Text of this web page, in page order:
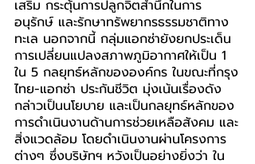
เสริม กระตุ้นการปลูกจิตสำนึกในการ
อนุรักษ์ และรักษาทรัพยากรธรรมชาติทาง
ทะเล นอกจากนี้ กลุ่มแอกซ่ายังยกประเด็น
การเปลี่ยนแปลงสภาพภูมิอากาศให้เป็น 1
ใน 5 กลยุทธ์หลักขององค์กร ในขณะที่กรุง
ไทย-แอกซ่า ประกันชีวิต มุ่งเน้นเรื่องดัง
กล่าวเป็นนโยบาย และเป็นกลยุทธ์หลักของ
การดำเนินงานด้านการช่วยเหลือสังคม และ
สิ่งแวดล้อม โดยดำเนินงานผ่านโครงการ
ต่างๆ ซึ่งบริษัทฯ หวังเป็นอย่างยิ่งว่า ใน